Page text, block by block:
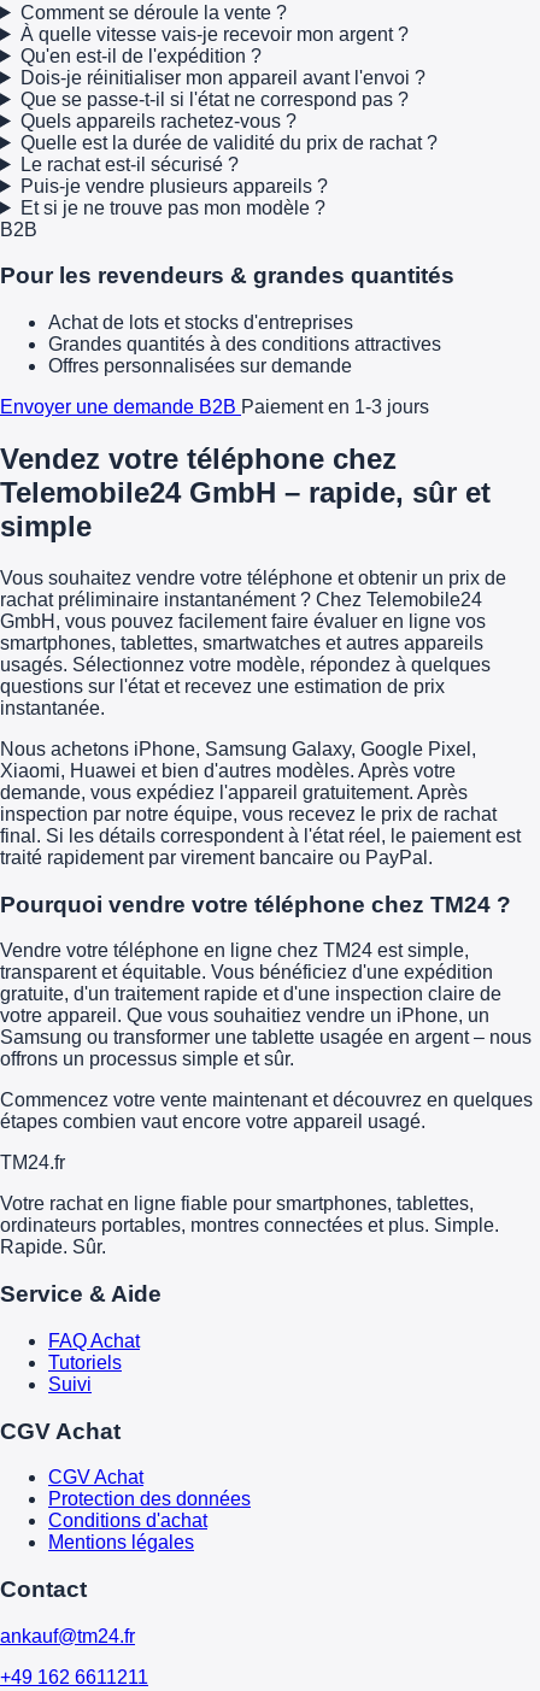
Comment se déroule la vente ?
À quelle vitesse vais-je recevoir mon argent ?
Qu'en est-il de l'expédition ?
Dois-je réinitialiser mon appareil avant l'envoi ?
Que se passe-t-il si l'état ne correspond pas ?
Quels appareils rachetez-vous ?
Quelle est la durée de validité du prix de rachat ?
Le rachat est-il sécurisé ?
Puis-je vendre plusieurs appareils ?
Et si je ne trouve pas mon modèle ?
B2B
Pour les revendeurs & grandes quantités
Achat de lots et stocks d'entreprises
Grandes quantités à des conditions attractives
Offres personnalisées sur demande
Envoyer une demande B2B Paiement en 1-3 jours
Vendez votre téléphone chez
Telemobile24 GmbH – rapide, sûr et
simple
Vous souhaitez vendre votre téléphone et obtenir un prix de
rachat préliminaire instantanément ? Chez Telemobile24
GmbH, vous pouvez facilement faire évaluer en ligne vos
smartphones, tablettes, smartwatches et autres appareils
usagés. Sélectionnez votre modèle, répondez à quelques
questions sur l'état et recevez une estimation de prix
instantanée.
Nous achetons iPhone, Samsung Galaxy, Google Pixel,
Xiaomi, Huawei et bien d'autres modèles. Après votre
demande, vous expédiez l'appareil gratuitement. Après
inspection par notre équipe, vous recevez le prix de rachat
final. Si les détails correspondent à l'état réel, le paiement est
traité rapidement par virement bancaire ou PayPal.
Pourquoi vendre votre téléphone chez TM24 ?
Vendre votre téléphone en ligne chez TM24 est simple,
transparent et équitable. Vous bénéficiez d'une expédition
gratuite, d'un traitement rapide et d'une inspection claire de
votre appareil. Que vous souhaitiez vendre un iPhone, un
Samsung ou transformer une tablette usagée en argent – nous
offrons un processus simple et sûr.
Commencez votre vente maintenant et découvrez en quelques
étapes combien vaut encore votre appareil usagé.
TM24.fr
Votre rachat en ligne fiable pour smartphones, tablettes,
ordinateurs portables, montres connectées et plus. Simple.
Rapide. Sûr.
Service & Aide
FAQ Achat
Tutoriels
Suivi
CGV Achat
CGV Achat
Protection des données
Conditions d'achat
Mentions légales
Contact
ankauf@tm24.fr
+49 162 6611211